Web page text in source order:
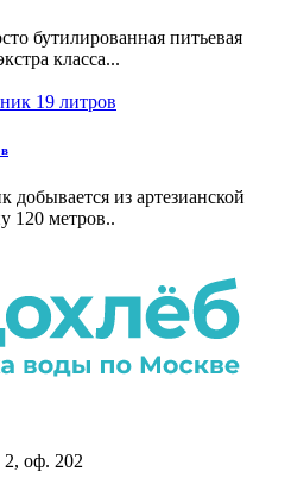
бутилированная питьевая
класса...
из артезианской
120 метров..
оф. 202